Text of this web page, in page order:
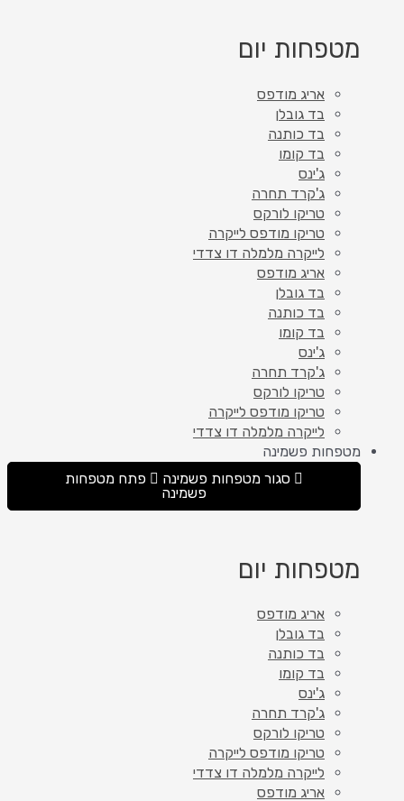
מטפחות יום
אריג מודפס
בד גובלן
בד כותנה
בד קומו
ג'ינס
ג'קרד תחרה
טריקו לורקס
טריקו מודפס לייקרה
לייקרה מלמלה דו צדדי
אריג מודפס
בד גובלן
בד כותנה
בד קומו
ג'ינס
ג'קרד תחרה
טריקו לורקס
טריקו מודפס לייקרה
לייקרה מלמלה דו צדדי
מטפחות פשמינה
סגור מטפחות פשמינה
פתח מטפחות
פשמינה
מטפחות יום
אריג מודפס
בד גובלן
בד כותנה
בד קומו
ג'ינס
ג'קרד תחרה
טריקו לורקס
טריקו מודפס לייקרה
לייקרה מלמלה דו צדדי
אריג מודפס